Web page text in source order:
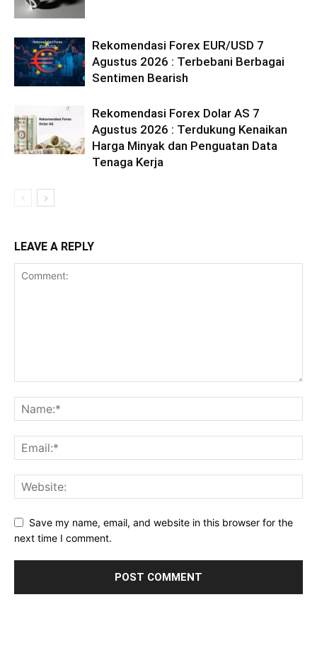
Rekomendasi Forex EUR/USD 7
Agustus 2026 : Terbebani Berbagai
Sentimen Bearish
Rekomendasi Forex Dolar AS 7
Agustus 2026 : Terdukung Kenaikan
Harga Minyak dan Penguatan Data
Tenaga Kerja
LEAVE A REPLY
Save my name, email, and website in this browser for the
next time I comment.